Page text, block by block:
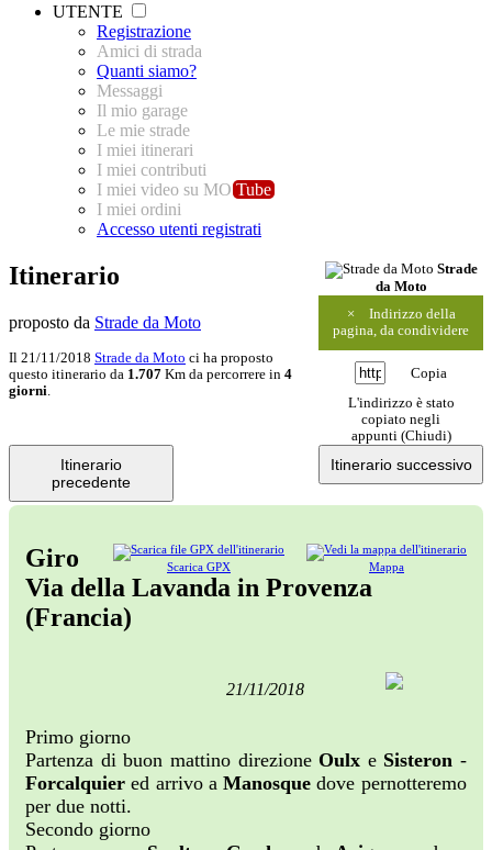
UTENTE
Registrazione
Amici di strada
Quanti siamo?
Messaggi
Il mio garage
Le mie strade
I miei itinerari
I miei contributi
I miei video su MO Tube
I miei ordini
Accesso utenti registrati
Strade
da Moto
×
Indirizzo della
pagina, da condividere
Copia
L'indirizzo è stato
copiato negli
appunti (Chiudi)
Itinerario
proposto da Strade da Moto
Il 21/11/2018 Strade da Moto ci ha proposto
questo itinerario da 1.707 Km da percorrere in 4
giorni.
Itinerario
precedente
Itinerario successivo
Mappa
Scarica GPX
Giro
Via della Lavanda in Provenza
(Francia)
21/11/2018
Primo giorno
Partenza di buon mattino direzione Oulx e Sisteron -
Forcalquiered arrivo aManosque dove pernotteremo
per due notti.
Secondo giorno